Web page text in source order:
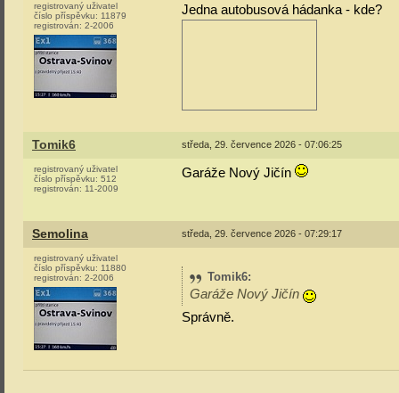
registrovaný uživatel
číslo příspěvku: 11879
registrován: 2-2006
Jedna autobusová hádanka - kde?
Tomik6 středa, 29. července 2026 - 07:06:25
registrovaný uživatel
číslo příspěvku: 512
registrován: 11-2009
Garáže Nový Jičín
Semolina středa, 29. července 2026 - 07:29:17
registrovaný uživatel
číslo příspěvku: 11880
registrován: 2-2006 Tomik6:
Garáže Nový Jičín
Správně.